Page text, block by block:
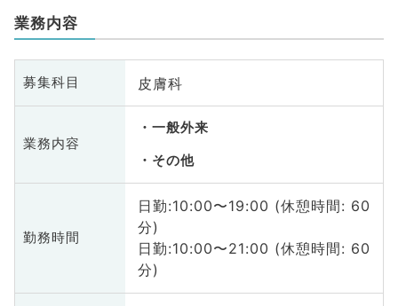
業務内容
募集科目 皮膚科
業務内容
一般外来
その他
勤務時間
日勤:10:00〜19:00 (休憩時間: 60
分)
日勤:10:00〜21:00 (休憩時間: 60
分)